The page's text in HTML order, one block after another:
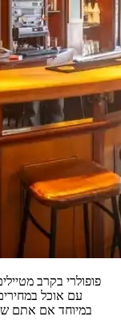
עם אוכל
במיוחד אם אתם